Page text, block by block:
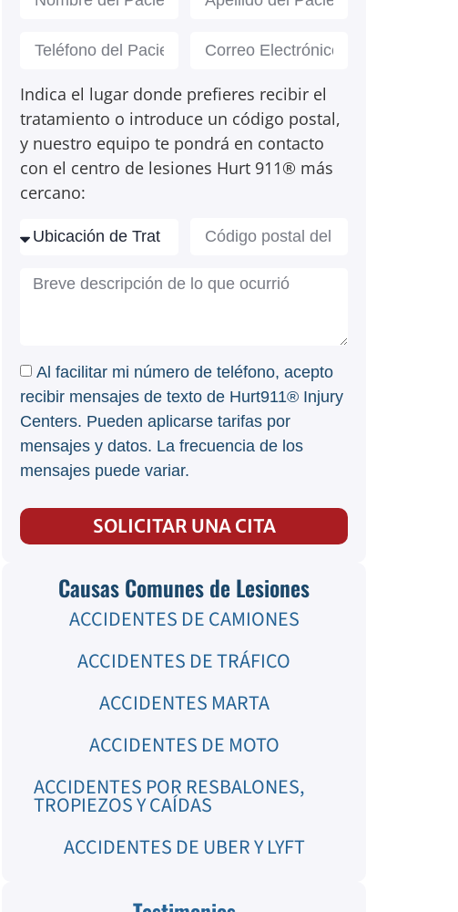
Indica el lugar donde prefieres recibir el
tratamiento o introduce un código postal,
y nuestro equipo te pondrá en contacto
con el centro de lesiones Hurt 911® más
cercano:
Al facilitar mi número de teléfono, acepto
recibir mensajes de texto de Hurt911® Injury
Centers. Pueden aplicarse tarifas por
mensajes y datos. La frecuencia de los
mensajes puede variar.
SOLICITAR UNA CITA
Causas Comunes de Lesiones
ACCIDENTES DE CAMIONES
ACCIDENTES DE TRÁFICO
ACCIDENTES MARTA
ACCIDENTES DE MOTO
ACCIDENTES POR RESBALONES,
TROPIEZOS Y CAÍDAS
ACCIDENTES DE UBER Y LYFT